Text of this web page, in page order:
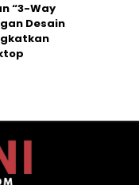
“3-Way
Desain